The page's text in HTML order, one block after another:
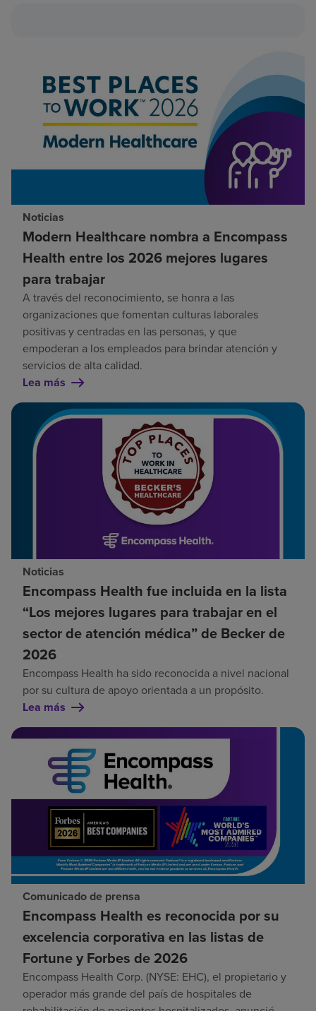
Noticias
Modern Healthcare nombra a Encompass
Health entre los 2026 mejores lugares
para trabajar
A través del reconocimiento, se honra a las
organizaciones que fomentan culturas laborales
positivas y centradas en las personas, y que
empoderan a los empleados para brindar atención y
servicios de alta calidad.
Lea más
Noticias
Encompass Health fue incluida en la lista
“Los mejores lugares para trabajar en el
sector de atención médica” de Becker de
2026
Encompass Health ha sido reconocida a nivel nacional
por su cultura de apoyo orientada a un propósito.
Lea más
Comunicado de prensa
Encompass Health es reconocida por su
excelencia corporativa en las listas de
Fortune y Forbes de 2026
Encompass Health Corp. (NYSE: EHC), el propietario y
operador más grande del país de hospitales de